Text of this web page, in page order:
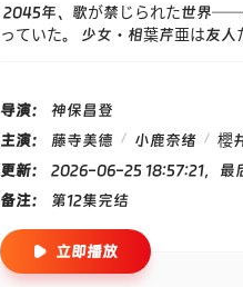
2045年、歌が禁じられた世界──
っていた。 少女・相葉芹亜は友
して響く──"憑依鎮魂歌"。 「こ
导演：
神保昌登
主演：
藤寺美德 / 小鹿奈绪 / 櫻
更新：
2026-06-25 18:57:21，最
备注：
第12集完结
立即播放